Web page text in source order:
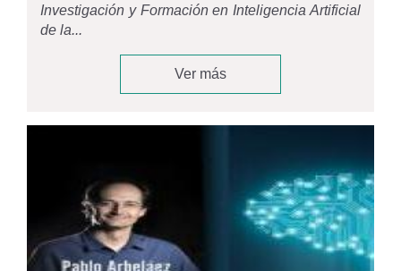
Investigación y Formación en Inteligencia Artificial
de la...
Ver más